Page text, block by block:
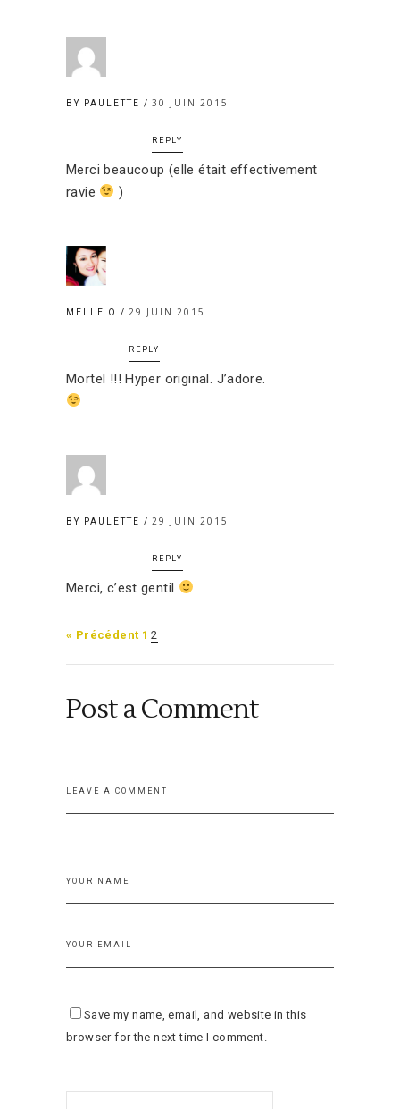
BY PAULETTE 30 JUIN 2015
REPLY
Merci beaucoup (elle était effectivement
ravie
)
MELLE O 29 JUIN 2015
REPLY
Mortel !!! Hyper original. J’adore.
BY PAULETTE 29 JUIN 2015
REPLY
Merci, c’est gentil
« Précédent 1 2
Post a Comment
Save my name, email, and website in this
browser for the next time I comment.